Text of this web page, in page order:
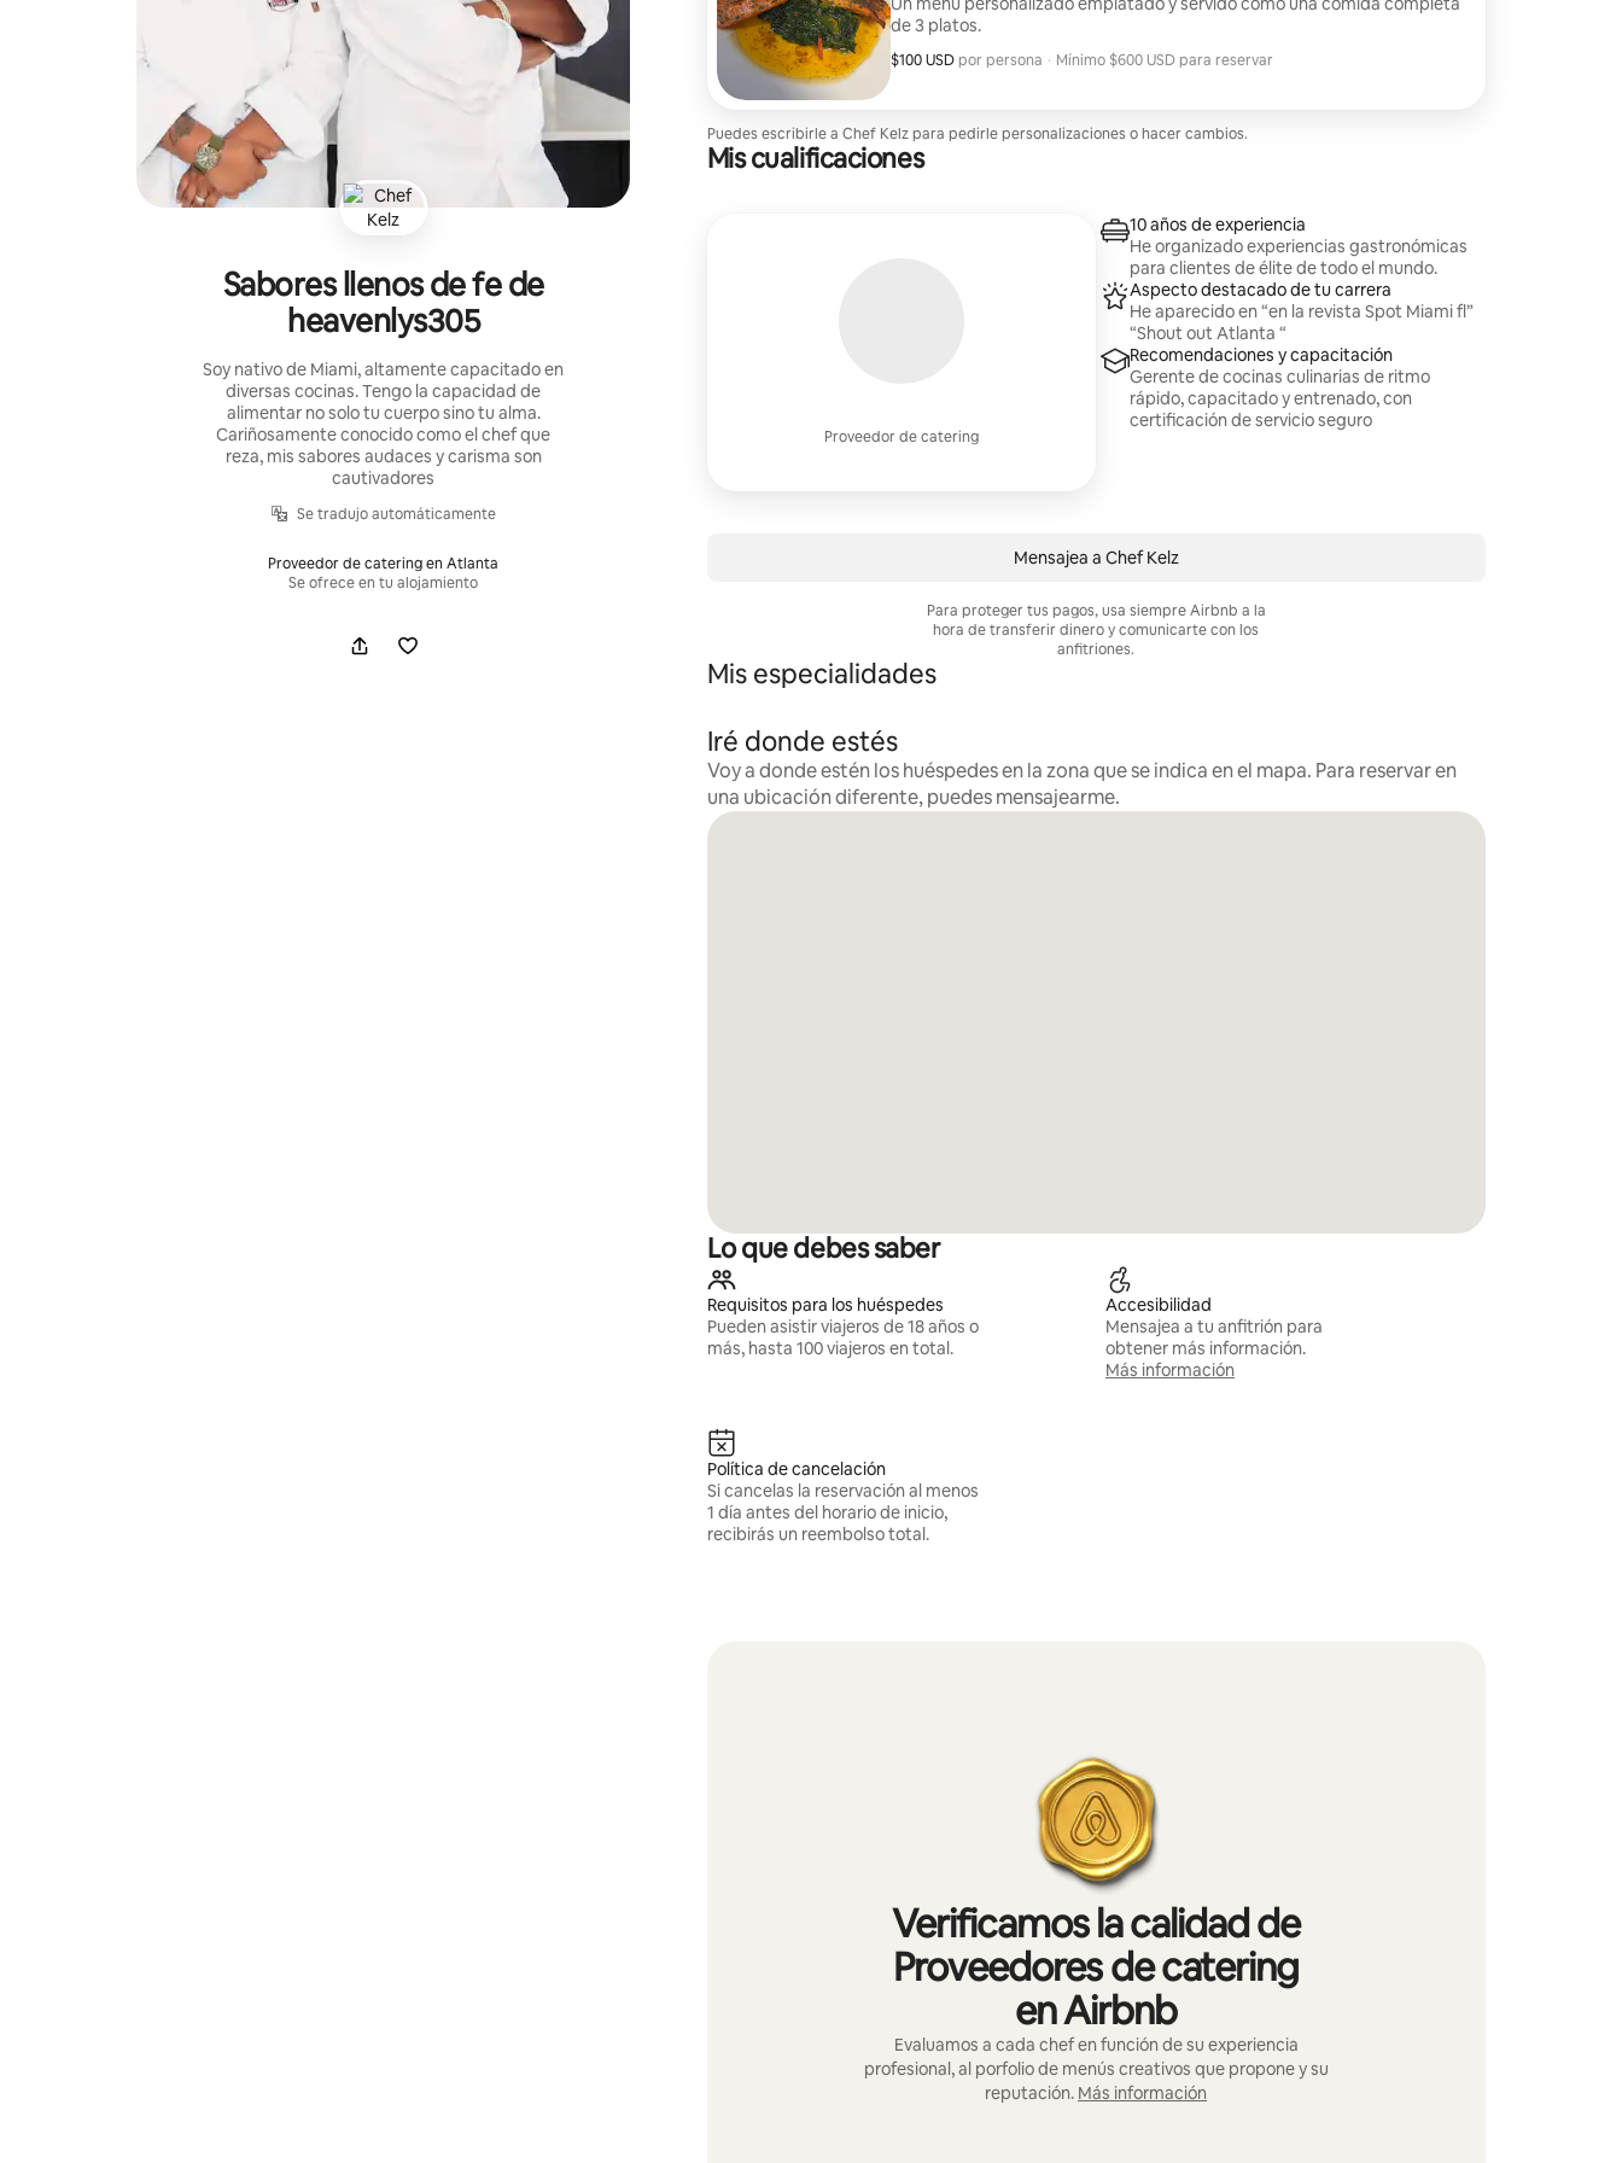
Sabores llenos de fe de
heavenlys305
Soy nativo de Miami, altamente capacitado en
diversas cocinas. Tengo la capacidad de
alimentar no solo tu cuerpo sino tu alma.
Cariñosamente conocido como el chef que
reza, mis sabores audaces y carisma son
cautivadores
Se tradujo automáticamente
Proveedor de catering en Atlanta
Se ofrece en tu alojamiento
de 3 platos.
$100 USD por persona
$100 USD por huésped · Mínimo $600 USD para reservar
Puedes escribirle a Chef Kelz para pedirle personalizaciones o hacer cambios.
Mis cualificaciones
Proveedor de catering
10 años de experiencia
He organizado experiencias gastronómicas
para clientes de élite de todo el mundo.
Aspecto destacado de tu carrera
He aparecido en “en la revista Spot Miami fl”
“Shout out Atlanta “
Recomendaciones y capacitación
Gerente de cocinas culinarias de ritmo
rápido, capacitado y entrenado, con
certificación de servicio seguro
Mensajea a Chef Kelz
Para proteger tus pagos, usa siempre Airbnb a la
hora de transferir dinero y comunicarte con los
anfitriones.
Mis especialidades
Iré donde estés
Voy a donde estén los huéspedes en la zona que se indica en el mapa. Para reservar en
una ubicación diferente, puedes mensajearme.
Lo que debes saber
Requisitos para los huéspedes
Pueden asistir viajeros de 18 años o
más, hasta 100 viajeros en total.
Accesibilidad
Mensajea a tu anfitrión para
obtener más información.
Más información
Política de cancelación
Si cancelas la reservación al menos
1 día antes del horario de inicio,
recibirás un reembolso total.
Verificamos la calidad de
Proveedores de catering
en Airbnb
Evaluamos a cada chef en función de su experiencia
profesional, al porfolio de menús creativos que propone y su
reputación. Más información